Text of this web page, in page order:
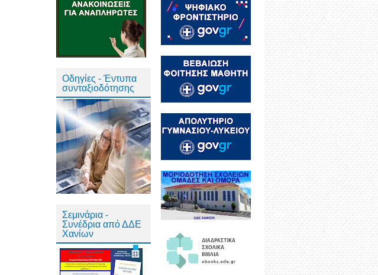
Οδηγίες - Έντυπα
συνταξιοδότησης
Σεμινάρια -
Συνέδρια από ΔΔΕ
Χανίων